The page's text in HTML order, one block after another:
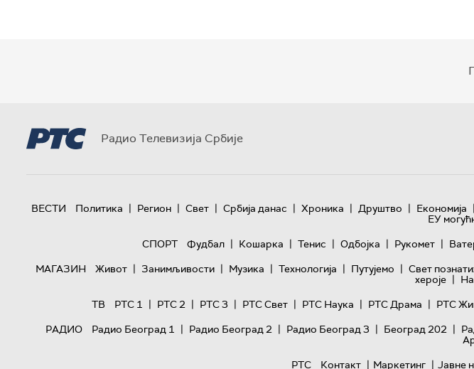
Радио Телевизија Србије
ВЕСТИ Политика | Регион | Свет | Србија данас | Хроника | Друштво | Економија |
ЕУ
СПОРТ
Фудбал | Кошарка | Тенис | Одбојка | Рукомет |
МАГАЗИН
Живот | Занимљивости | Музика | Технологијa | Путујемо | Свет
хероје |
ТВ
РТС 1 | РТС 2 | РТС 3 | РТС Свет | РТС Наука | РТС Драма | РТС
РАДИО
Радио Београд 1 | Радио Београд 2 | Радио Београд 3 | Београд 202 |
РТС
Контакт | Маркетинг | Јавне